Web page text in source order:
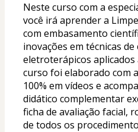
Neste curso com a
você irá aprender a
com embasamento
inovações em técnicas
eletroterápicos aplicados
curso foi elaborado com
100% em vídeos e
didático complementar
ficha de avaliação facial,
de todos os